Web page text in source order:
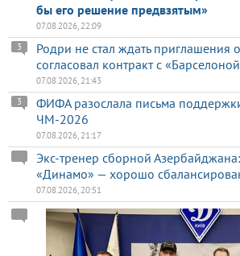
бы его решение предвзятым»
07.08.2026, 22:09
Родри не стал ждать приглашения
согласовал контракт с
3
07.08.2026, 21:43
ФИФА разослала письма
ЧМ-2026
3
07.08.2026, 21:17
Экс-тренер сборной
«Динамо» — хорошо
07.08.2026, 20:51